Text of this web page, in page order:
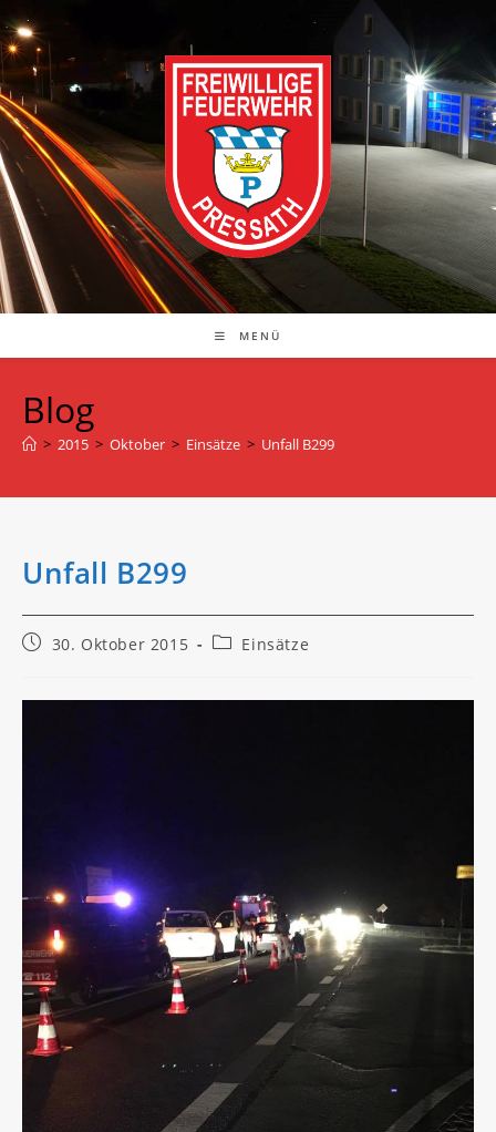
Zum
Inhalt
springen
MENÜ
Blog
> 2015 > Oktober > Einsätze > Unfall B299
Unfall B299
Beitrag30. Oktober 2015
Beitrags-
Einsätze